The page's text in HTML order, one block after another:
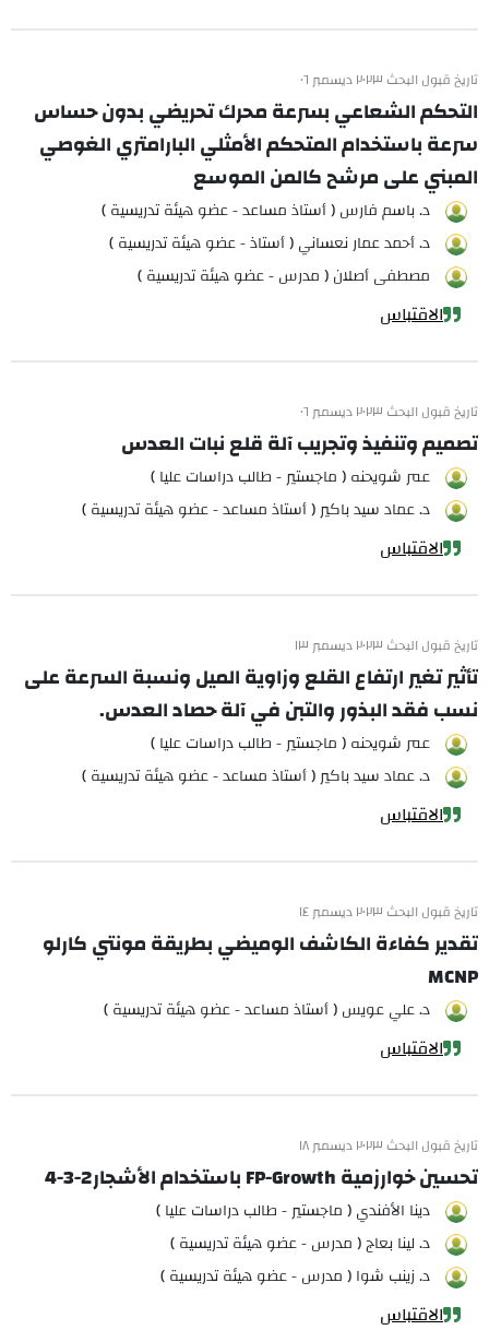
تاريخ قبول البحث ٢٠٢٣ ديسمبر ٠٦
التحكم الشعاعي بسرعة محرك تحريضي بدون حساس
سرعة باستخدام المتحكم الأمثلي البارامتري الغوصي
المبني على مرشح كالمن الموسع
د. باسم فارس ( أستاذ مساعد - عضو هيئة تدريسية )
د. أحمد عمار نعساني ( أستاذ - عضو هيئة تدريسية )
مصطفى أصلان ( مدرس - عضو هيئة تدريسية )
الاقتباس
تاريخ قبول البحث ٢٠٢٣ ديسمبر ٠٦
تصميم وتنفيذ وتجريب آلة قلع نبات العدس
عمر شويحنه ( ماجستير - طالب دراسات عليا )
د. عماد سيد باكير ( أستاذ مساعد - عضو هيئة تدريسية )
الاقتباس
تاريخ قبول البحث ٢٠٢٣ ديسمبر ١٣
تأثير تغير ارتفاع القلع وزاوية الميل ونسبة السرعة على
نسب فقد البذور والتبن في آلة حصاد العدس.
عمر شويحنه ( ماجستير - طالب دراسات عليا )
د. عماد سيد باكير ( أستاذ مساعد - عضو هيئة تدريسية )
الاقتباس
تاريخ قبول البحث ٢٠٢٣ ديسمبر ١٤
تقدير كفاءة الكاشف الوميضي بطريقة مونتي كارلو
MCNP
د. علي عويس ( أستاذ مساعد - عضو هيئة تدريسية )
الاقتباس
تاريخ قبول البحث ٢٠٢٣ ديسمبر ١٨
تحسين خوارزمية FP-Growth باستخدام الأشجار2-3-4
دينا الأفندي ( ماجستير - طالب دراسات عليا )
د. لينا بعاج ( مدرس - عضو هيئة تدريسية )
د. زينب شوا ( مدرس - عضو هيئة تدريسية )
الاقتباس